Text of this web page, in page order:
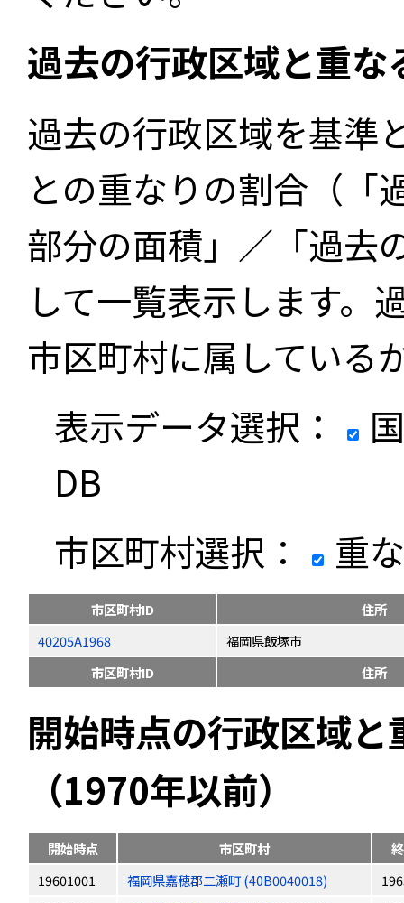
過去の行政区域と重
過去の行政区域を基準
との重なりの割合（「
部分の面積」／「過去
して一覧表示します。
市区町村に属している
表示データ選択：
DB
市区町村選択：
重
市区町村ID
住所
40205A1968
福岡県飯塚市
市区町村ID
住所
開始時点の行政区域
（1970年以前）
開始時点 市区町村
19601001
福岡県嘉穂郡二瀬町 (40B0040018)